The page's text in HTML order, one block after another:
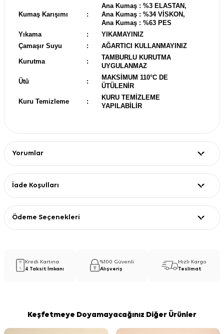
Kumaş Karışımı :
Ana Kumaş : %3 ELASTAN,
Ana Kumaş : %34 VİSKON,
Ana Kumaş : %63 PES
Yıkama
:
YIKAMAYINIZ
Çamaşır Suyu
: AĞARTICI KULLANMAYINIZ
Kurutma :
TAMBURLU KURUTMA
UYGULANMAZ
Ütü :
MAKSİMUM 110°C DE
ÜTÜLENİR
Kuru Temizleme :
KURU TEMİZLEME
YAPILABİLİR
Yorumlar
İade Koşulları
Ödeme Seçenekleri
Kredi Kartına
4 Taksit İmkanı
%100 Güvenli
Alışveriş
Hızlı Kargo
Teslimat
Keşfetmeye Doyamayacağınız Diğer Ürünler